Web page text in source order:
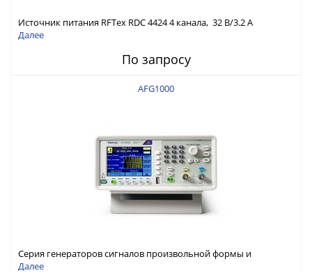
Источник питания RFTex RDC 4424 4 канала, 32 В/3.2 А
Далее
По запросу
AFG1000
Серия генераторов сигналов произвольной формы и
стандартных функций Tektronix AFG1000
Далее